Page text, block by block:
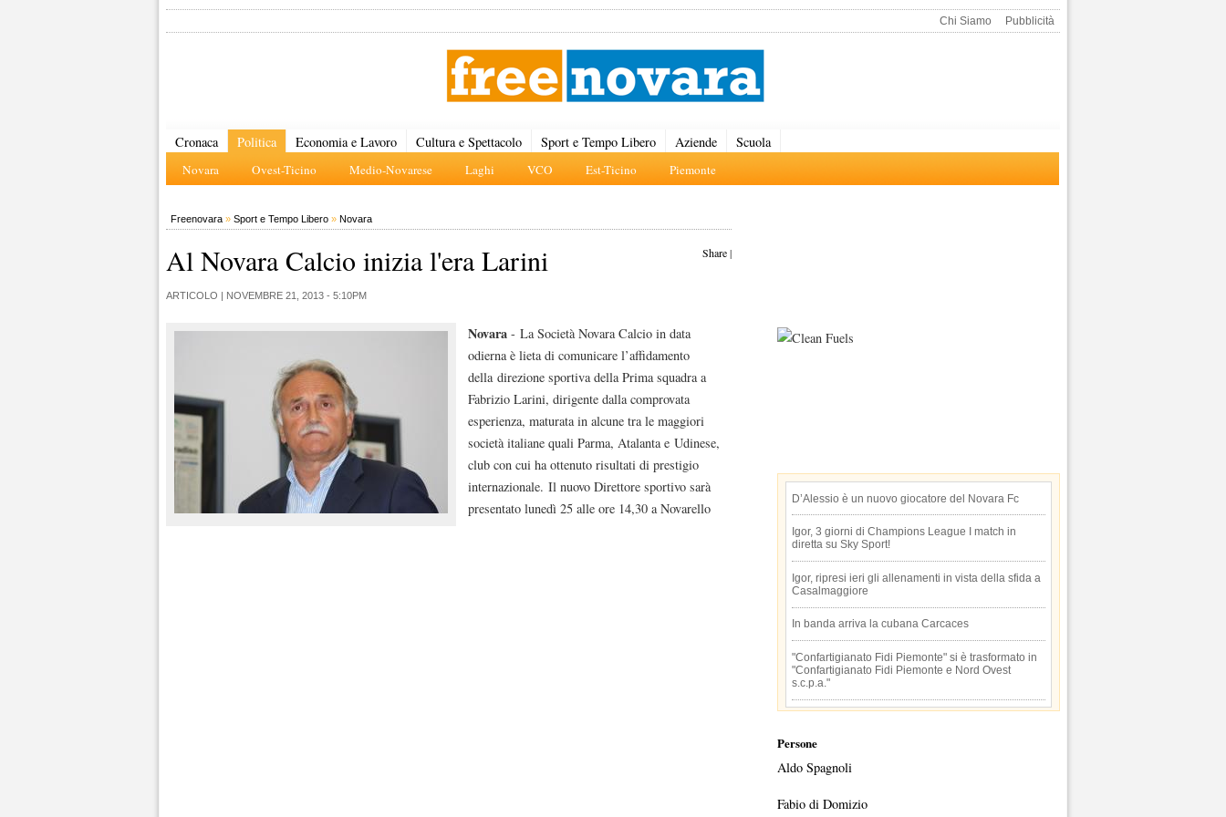
Chi Siamo Pubblicità
Cronaca Politica
Novara Ovest-Ticino Medio-Novarese Laghi VCO Est-Ticino Piemonte
Economia e Lavoro Cultura e Spettacolo Sport e Tempo Libero Aziende Scuola
Freenovara » Sport e Tempo Libero » Novara
Share|
Al Novara Calcio inizia l'era Larini
ARTICOLO | NOVEMBRE 21, 2013 - 5:10PM
Novara - La Società Novara Calcio in data
odierna è lieta di comunicare l’affidamento
della direzione sportiva della Prima squadra a
Fabrizio Larini, dirigente dalla comprovata
esperienza, maturata in alcune tra le maggiori
società italiane quali Parma, Atalanta e Udinese,
club con cui ha ottenuto risultati di prestigio
internazionale. Il nuovo Direttore sportivo sarà
presentato lunedì 25 alle ore 14,30 a Novarello
D’Alessio è un nuovo giocatore del Novara Fc
Igor, 3 giorni di Champions League I match in
diretta su Sky Sport!
Igor, ripresi ieri gli allenamenti in vista della sfida a
Casalmaggiore
In banda arriva la cubana Carcaces
"Confartigianato Fidi Piemonte" si è trasformato in
"Confartigianato Fidi Piemonte e Nord Ovest
s.c.p.a."
Persone
Aldo Spagnoli
Fabio di Domizio